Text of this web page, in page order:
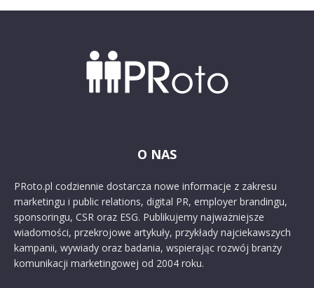
O NAS
PRoto.pl codziennie dostarcza nowe informacje z zakresu
marketingu i public relations, digital PR, employer brandingu,
sponsoringu, CSR oraz ESG. Publikujemy najważniejsze
wiadomości, przekrojowe artykuły, przykłady najciekawszych
kampanii, wywiady oraz badania, wspierając rozwój branży
komunikacji marketingowej od 2004 roku.